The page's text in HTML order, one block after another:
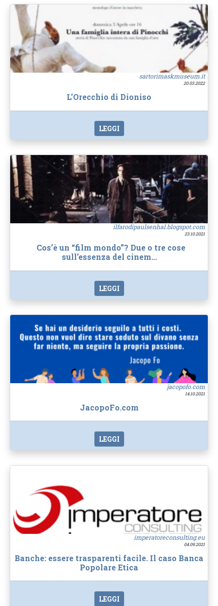
sartorimaskmuseum.it
20.03.2022
L’Orecchio di Dioniso
LEGGI
ilfarodipaulsenhal.blogspot.com
23.10.2021
Cos’è un “film mondo”? Due o tre cose
sull’essenza del cinem…
LEGGI
jacopofo.com
14.10.2021
JacopoFo.com
LEGGI
imperatoreconsulting.eu
04.09.2021
Banche: essere trasparenti facile. Il caso Banca
Popolare Etica
LEGGI